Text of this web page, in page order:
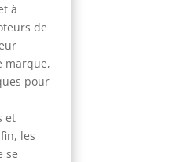
à
de
marque,
pour
et
les
se